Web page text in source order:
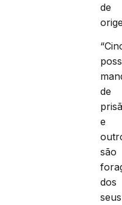
de
de
e
são
dos
seus